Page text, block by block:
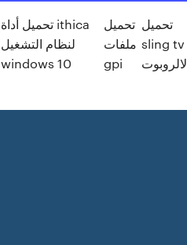
تحميل أداة ithica
لنظام التشغيل
windows 10
تحميل
ملفات
gpi
تحميل
sling tv
لالروبوت